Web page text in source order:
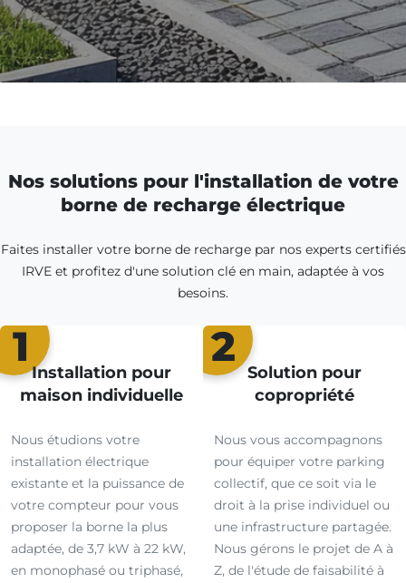
Nos solutions pour l'installation de votre
borne de recharge électrique
Faites installer votre borne de recharge par nos experts certifiés
IRVE et profitez d'une solution clé en main, adaptée à vos
besoins.
1
Installation pour
maison individuelle
Nous étudions votre
installation électrique
existante et la puissance de
votre compteur pour vous
proposer la borne la plus
adaptée, de 3,7 kW à 22 kW,
en monophasé ou triphasé,
2
Solution pour
copropriété
Nous vous accompagnons
pour équiper votre parking
collectif, que ce soit via le
droit à la prise individuel ou
une infrastructure partagée.
Nous gérons le projet de A à
Z, de l'étude de faisabilité à